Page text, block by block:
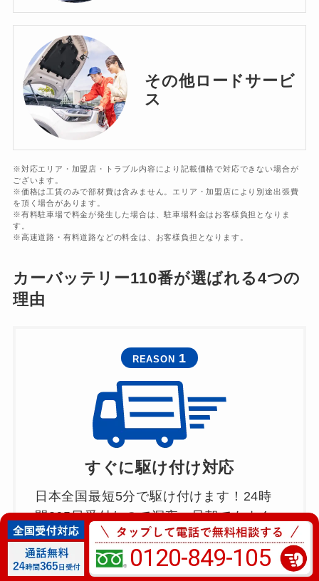
その他ロードサービ
ス
※対応エリア・加盟店・トラブル内容により記載価格で対応できない場合が
ございます。
※価格は工賃のみで部材費は含みません。エリア・加盟店により別途出張費
を頂く場合があります。
※有料駐車場で料金が発生した場合は、駐車場料金はお客様負担となりま
す。
※高速道路・有料道路などの料金は、お客様負担となります。
カーバッテリー110番が選ばれる4つの
理由
REASON 1
すぐに駆け付け対応
日本全国最短5分で駆け付けます！24時
間365日受付なので深夜・早朝でもすぐ
に対宇いたします。
※対応エリア・加盟店・現場状況により対応できない場合がござ
います。
0120-849-105